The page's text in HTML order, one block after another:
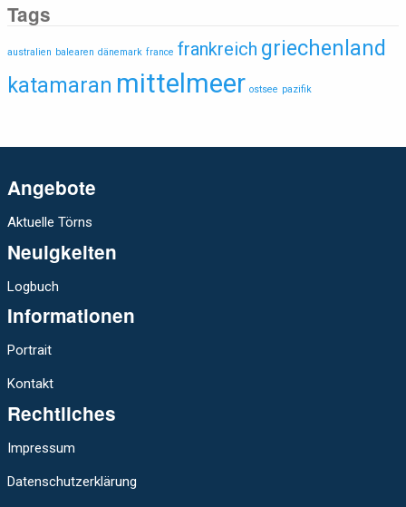
Tags
australien balearen dänemark france frankreich griechenland
katamaran mittelmeer ostsee pazifik
Angebote
Aktuelle Törns
Neuigkeiten
Logbuch
Informationen
Portrait
Kontakt
Rechtliches
Impressum
Datenschutzerklärung